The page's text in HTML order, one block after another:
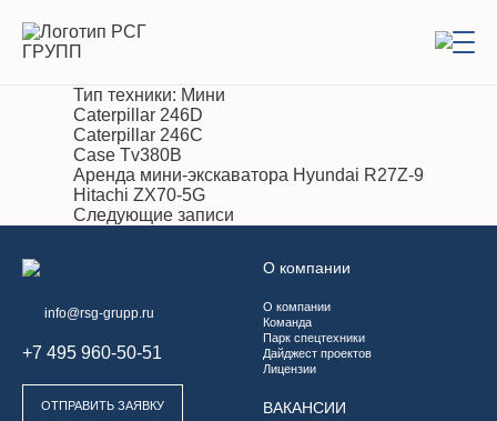
Тип техники: Мини
Caterpillar 246D
Caterpillar 246C
Case Tv380B
Аренда мини-экскаватора Hyundai R27Z-9
Hitachi ZX70-5G
Навигация
Следующие записи
info@rsg-grupp.ru
+7 495 960-50-51
ОТПРАВИТЬ ЗАЯВКУ
О компании
О компании
Команда
Парк спецтехники
Дайджест проектов
Лицензии
ВАКАНСИИ